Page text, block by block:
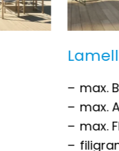
max.
max.
max.